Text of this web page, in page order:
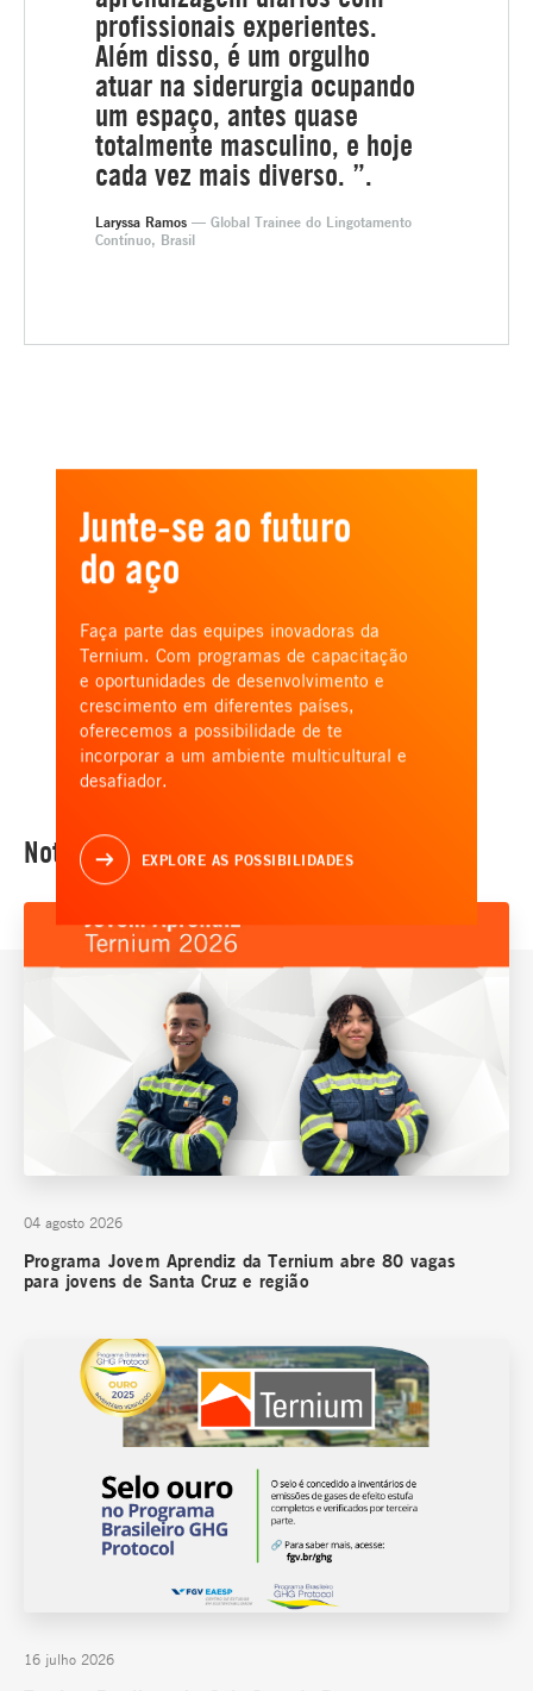
profissionais experientes.
Além disso, é um orgulho
atuar na siderurgia ocupando
um espaço, antes quase
totalmente masculino, e hoje
cada vez mais diverso. ”.
Laryssa Ramos — Global Trainee do Lingotamento
Contínuo, Brasil
Junte-se ao futuro
do aço
Faça parte das equipes inovadoras da
Ternium. Com programas de capacitação
e oportunidades de desenvolvimento e
crescimento em diferentes países,
oferecemos a possibilidade de te
incorporar a um ambiente multicultural e
desafiador.
EXPLORE AS POSSIBILIDADES
Notícias
04 agosto 2026
Programa Jovem Aprendiz da Ternium abre 80 vagas
para jovens de Santa Cruz e região
16 julho 2026